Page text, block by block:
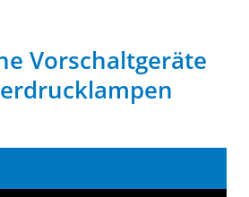
Vorschaltgeräte